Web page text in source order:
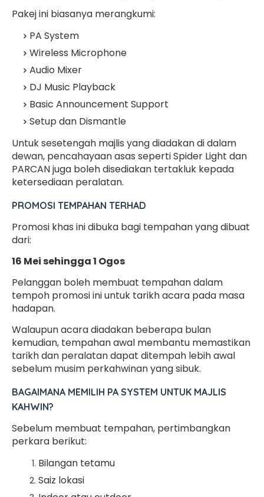
Pakej ini biasanya merangkumi:
PA System
Wireless Microphone
Audio Mixer
DJ Music Playback
Basic Announcement Support
Setup dan Dismantle
Untuk sesetengah majlis yang diadakan di dalam
dewan, pencahayaan asas seperti Spider Light dan
PARCAN juga boleh disediakan tertakluk kepada
ketersediaan peralatan.
PROMOSI TEMPAHAN TERHAD
Promosi khas ini dibuka bagi tempahan yang dibuat
dari:
16 Mei sehingga 1 Ogos
Pelanggan boleh membuat tempahan dalam
tempoh promosi ini untuk tarikh acara pada masa
hadapan.
Walaupun acara diadakan beberapa bulan
kemudian, tempahan awal membantu memastikan
tarikh dan peralatan dapat ditempah lebih awal
sebelum musim perkahwinan yang sibuk.
BAGAIMANA MEMILIH PA SYSTEM UNTUK MAJLIS
KAHWIN?
Sebelum membuat tempahan, pertimbangkan
perkara berikut:
Bilangan tetamu
Saiz lokasi